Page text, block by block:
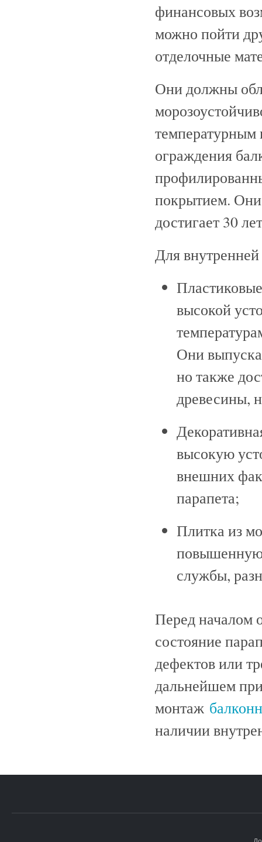
финансовых
можно пойти
отделочные
Они должны
температурным
ограждения
покрытием.
достигает 30
Для внутренней
высокой
Они
но также
древесины,
высокую
внешних
парапета;
Плитка из
повышенную
службы,
Перед началом
состояние
дефектов или
дальнейшем
монтаж
наличии